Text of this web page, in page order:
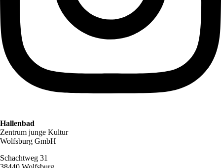
Hallenbad
Zentrum junge Kultur
Wolfsburg GmbH
Schachtweg 31